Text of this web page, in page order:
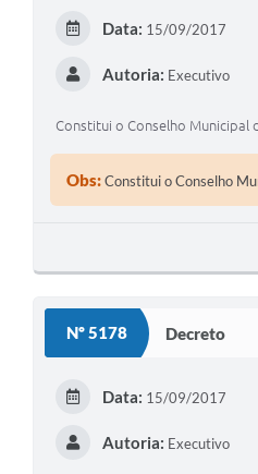
Data: 15/09/2017
Autoria: Executivo
Constitui o Conselho Municipal
Obs:Constitui o Conselho
Nº 5178 Decreto
Data: 15/09/2017
Autoria: Executivo